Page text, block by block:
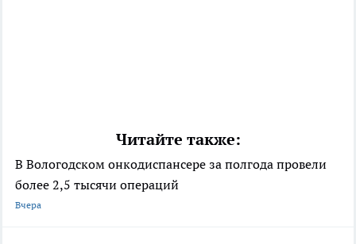
Читайте также:
В Вологодском онкодиспансере за полгода провели
более 2,5 тысячи операций
Вчера